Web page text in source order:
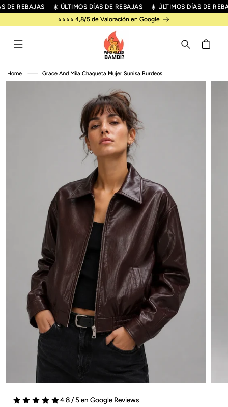
CONTENIDO
DE REBAJAS ☀️ ÚLTIMOS DÍAS DE REBAJAS
☀️ ÚLTIMOS DÍAS DE
⭐⭐⭐⭐ 4,8/5 de Valoración en Google
Carrito
Home Grace And Mila Chaqueta Mujer Sunisa Burdeos
4.8 / 5 en Google Reviews